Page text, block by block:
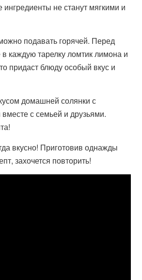
ингредиенты не станут мягкими и
подавать горячей. Перед
каждую тарелку ломтик лимона и
придаст блюду особый вкус и
домашней солянки с
с семьей и друзьями.
вкусно! Приготовив однажды
захочется повторить!